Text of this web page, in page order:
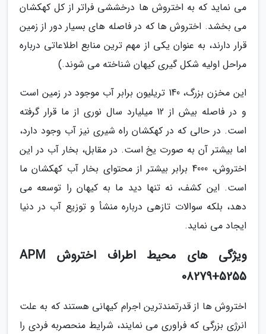
می نماید که به اختروش ها درخششی فراتر از کل کهکشان
می بخشد. اختروش ها که در فاصله های بسیار دور از زمین
قرار دارند، به عنوان یکی از مهم ترین منابع اطلاعاتی درباره
مراحل اولیه شکل گیری کیهان شناخته می شوند.)
این مخزن بزرگ، 140 تریلیون برابر آب موجود در زمین است
و در فاصله بیش از 12 میلیارد سال نوری از ما قرار گرفته
است. در حالی که در کهکشان راه شیری نیز آب وجود دارد،
اما بیشتر آن به صورت یخ است. در مقابل، بخار آب در این
اختروش، 4000 برابر بیشتر از محتوای بخار آب کهکشان ما
است. این کشف، نه تنها دید ما به کیهان را توسعه می
دهد، بلکه سوالات تازهی درباره منشأ و توزیع آب در دنیا
ایجاد می نماید.
ویژگی های محیط اطراف اختروش APM
08279+5255
اختروش ها از قدرتمندترین اجرام کیهانی هستند که به علت
انرژی بزرگی که فراوری می نمایند، شرایط منحصربه فردی را